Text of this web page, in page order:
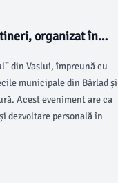
organizat în
din Vaslui, împreună cu
municipale din Bârlad și
Acest eveniment are ca
dezvoltare personală în